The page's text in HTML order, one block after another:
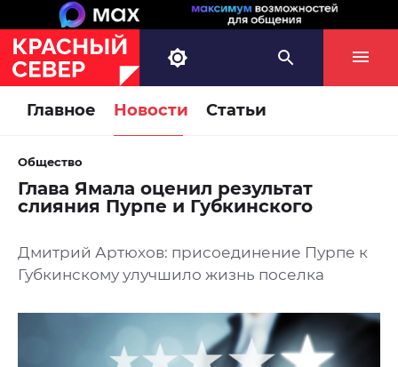
Главное Новости Статьи
Общество
Глава Ямала оценил результат
слияния Пурпе и Губкинского
Дмитрий Артюхов: присоединение Пурпе к
Губкинскому улучшило жизнь поселка